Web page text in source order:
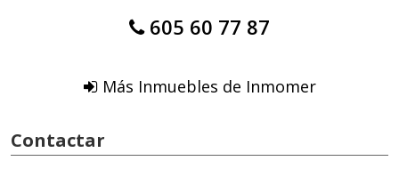
605 60 77 87
Más Inmuebles de Inmomer
Contactar